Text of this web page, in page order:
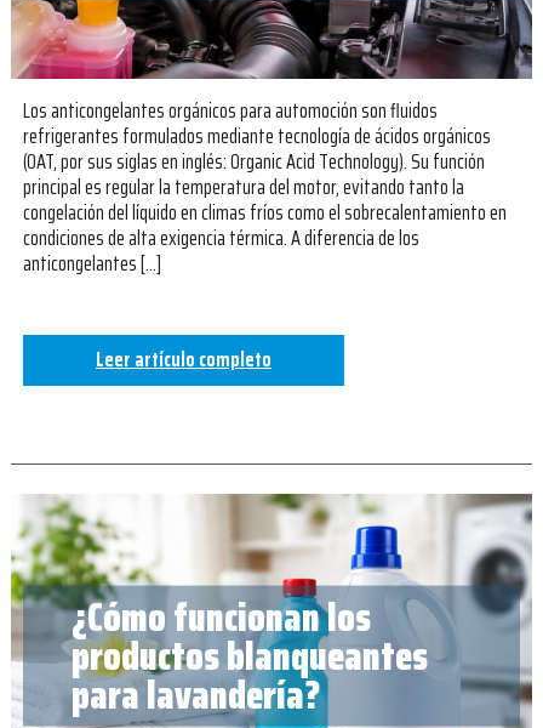
Los anticongelantes orgánicos para automoción son fluidos
refrigerantes formulados mediante tecnología de ácidos orgánicos
(OAT, por sus siglas en inglés: Organic Acid Technology). Su función
principal es regular la temperatura del motor, evitando tanto la
congelación del líquido en climas fríos como el sobrecalentamiento en
condiciones de alta exigencia térmica. A diferencia de los
anticongelantes […]
Leer artículo completo
¿Cómo funcionan los
productos blanqueantes
para lavandería?